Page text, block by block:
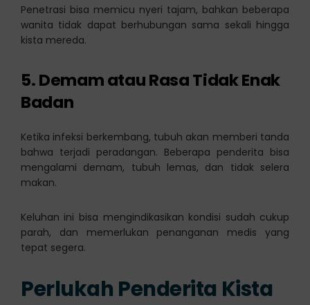
Penetrasi bisa memicu nyeri tajam, bahkan beberapa
wanita tidak dapat berhubungan sama sekali hingga
kista mereda.
5. Demam atau Rasa Tidak Enak
Badan
Ketika infeksi berkembang, tubuh akan memberi tanda
bahwa terjadi peradangan. Beberapa penderita bisa
mengalami demam, tubuh lemas, dan tidak selera
makan.
Keluhan ini bisa mengindikasikan kondisi sudah cukup
parah, dan memerlukan penanganan medis yang
tepat segera.
Perlukah Penderita Kista